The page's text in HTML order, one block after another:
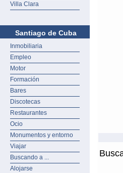
Villa Clara
Santiago de Cuba
Inmobiliaria
Empleo
Motor
Formación
Bares
Discotecas
Restaurantes
Ocio
Monumentos y entorno
Viajar
Buscando a ...
Alojarse